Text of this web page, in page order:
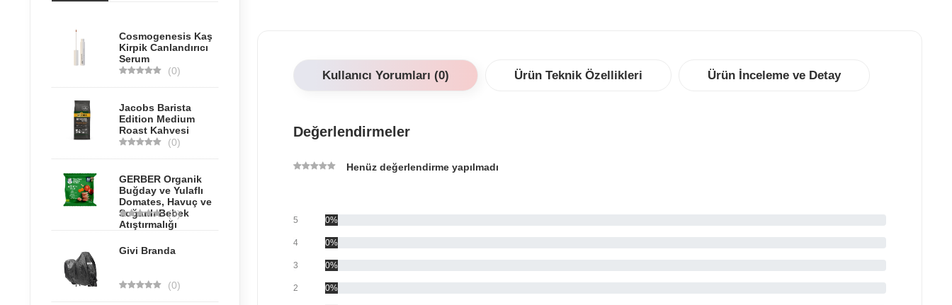
Kullanıcı Yorumları (0) Ürün Teknik Özellikleri Ürün İnceleme ve Detay
Değerlendirmeler
Henüz değerlendirme yapılmadı
5 0%
4 0%
3 0%
2 0%
Cosmogenesis Kaş
Kirpik Canlandırıcı
Serum
(0)
Jacobs Barista
Edition Medium
Roast Kahvesi
(0)
GERBER Organik
Buğday ve Yulaflı
Domates, Havuç ve
Soğanlı Bebek
Atıştırmalığı
(0)
Givi Branda
(0)